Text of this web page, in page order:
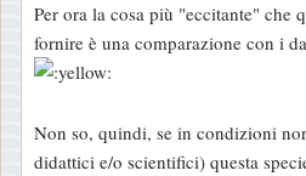
Per ora la cosa più "eccitante" che
fornire è una comparazione con i
Non so, quindi, se in condizioni
didattici e/o scientifici) questa